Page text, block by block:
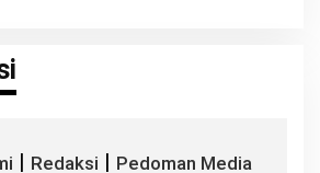
| Redaksi | Pedoman Media